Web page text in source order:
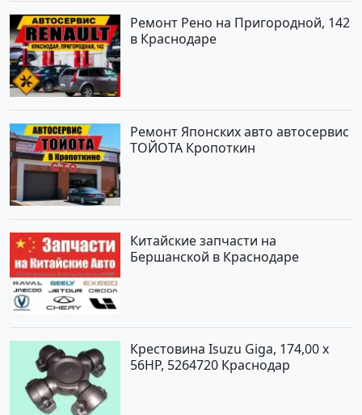
Ремонт Рено на Пригородной, 142
в Краснодаре
Ремонт Японских авто автосервис
ТОЙОТА Кропоткин
Китайские запчасти на
Бершанской в Краснодаре
Крестовина Isuzu Giga, 174,00 x
56HP, 5264720 Краснодар